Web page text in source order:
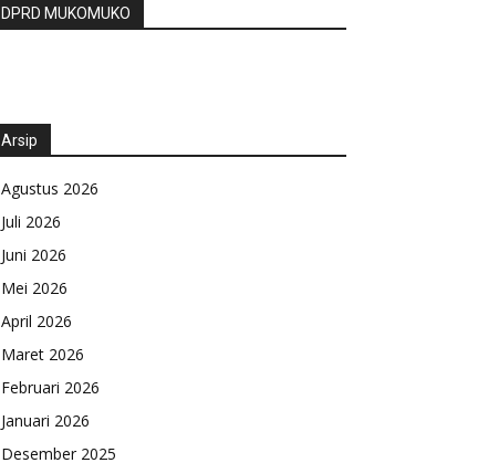
DPRD MUKOMUKO
Arsip
Agustus 2026
Juli 2026
Juni 2026
Mei 2026
April 2026
Maret 2026
Februari 2026
Januari 2026
Desember 2025